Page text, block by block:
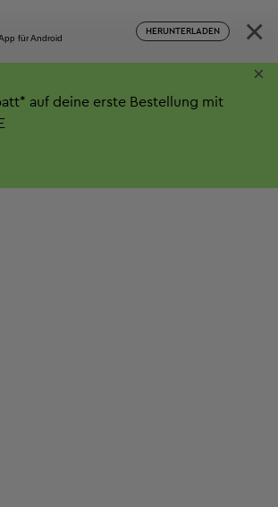
für Android
HERUNTERLADEN ×
auf deine erste Bestellung mit
×